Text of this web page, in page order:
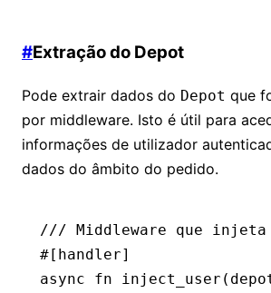
#Extração do Depot
Pode extrair dados do Depot que
por middleware. Isto é útil para
informações de utilizador
dados do âmbito do pedido.
/// Middleware que
#[handler]
async fn inject_user